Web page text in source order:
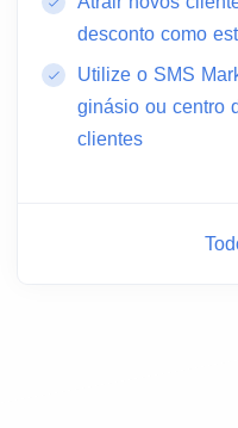
desconto como
Utilize o SMS
ginásio ou centro
clientes